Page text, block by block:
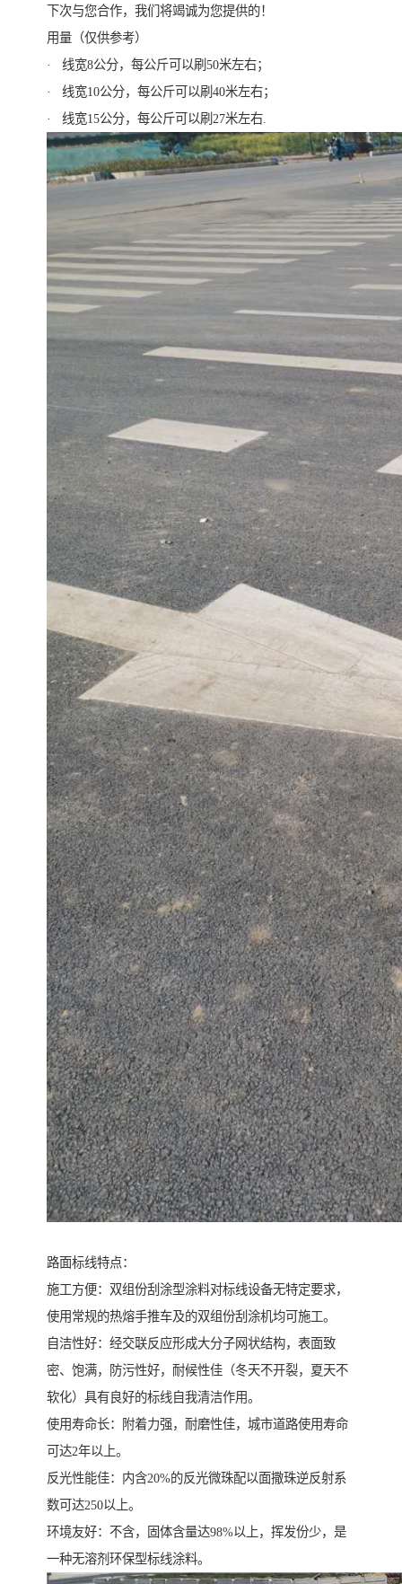
下次与您合作，我们将竭诚为您提供的！
用量（仅供参考）
· 线宽8公分，每公斤可以刷50米左右；
· 线宽10公分，每公斤可以刷40米左右；
· 线宽15公分，每公斤可以刷27米左右.
路面标线特点：
施工方便：双组份刮涂型涂料对标线设备无特定要求，
使用常规的热熔手推车及的双组份刮涂机均可施工。
自洁性好：经交联反应形成大分子网状结构，表面致
密、饱满，防污性好，耐候性佳（冬天不开裂，夏天不
软化）具有良好的标线自我清洁作用。
使用寿命长：附着力强，耐磨性佳，城市道路使用寿命
可达2年以上。
反光性能佳：内含20%的反光微珠配以面撒珠逆反射系
数可达250以上。
环境友好：不含，固体含量达98%以上，挥发份少，是
一种无溶剂环保型标线涂料。